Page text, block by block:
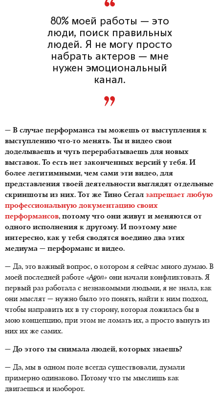
80% моей работы — это
люди, поиск правильных
людей. Я не могу просто
набрать актеров — мне
нужен эмоциональный
канал.
— В случае перформанса ты можешь от выступления к
выступлению что-то менять. Ты и видео свои
доделываешь и чуть перерабатываешь для новых
выставок. То есть нет законченных версий у тебя. И
более легитимными, чем сами эти видео, для
представления твоей деятельности выглядят отдельные
скриншоты из них. Тот же Тино Сегал запрещает любую
профессиональную документацию своих
перформансов, потому что они живут и меняются от
одного исполнения к другому. И поэтому мне
интересно, как у тебя сводятся воедино два этих
медиума — перформанс и видео.
— Да, это важный вопрос, о котором я сейчас много думаю. В
моей последней работе «Agon» они начали конфликтовать. Я
первый раз работала с незнакомыми людьми, я не знала, как
они мыслят — нужно было это понять, найти к ним подход,
чтобы направить их в ту сторону, которая ложилась бы в
мою концепцию, при этом не ломать их, а просто вынуть из
них их же самих.
— До этого ты снимала людей, которых знаешь?
— Да, мы в одном поле всегда существовали, думали
примерно одинаково. Потому что ты мыслишь как
двигаешься и наоборот.